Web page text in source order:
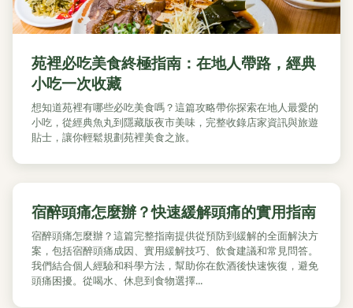
苑裡必吃美食終極指南：在地人帶路，經典
小吃一次收藏
想知道苑裡有哪些必吃美食嗎？這篇攻略帶你探索在地人最愛的
小吃，從經典魚丸到隱藏版夜市美味，完整收錄店家資訊與旅遊
貼士，讓你輕鬆規劃苑裡美食之旅。
宿醉頭痛怎麼辦？快速緩解頭痛的實用指南
宿醉頭痛怎麼辦？這篇完整指南提供從預防到緩解的全面解決方
案，包括宿醉頭痛成因、實用緩解技巧、飲食建議和常見問答。
我們結合個人經驗和科學方法，幫助你在飲酒後快速恢復，避免
頭痛困擾。從喝水、休息到食物選擇...